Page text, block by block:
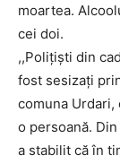
moartea.
cei doi.
,,Polițiști din
fost sesizaţi
comuna Urdari,
o persoană.
a stabilit că în